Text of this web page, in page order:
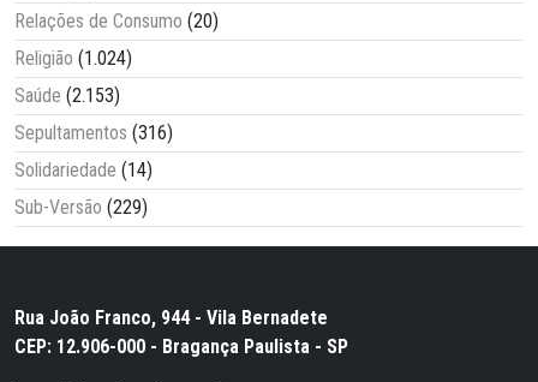
Relações de Consumo (20)
Religião (1.024)
Saúde (2.153)
Sepultamentos (316)
Solidariedade (14)
Sub-Versão (229)
Rua João Franco, 944 - Vila Bernadete
CEP: 12.906-000 - Bragança Paulista - SP